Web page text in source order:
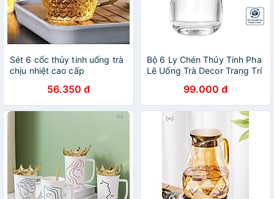
Sét 6 cốc thủy tinh uống trà
chịu nhiệt cao cấp
56.350 đ
Bộ 6 Ly Chén Thủy Tinh Pha
Lê Uống Trà Decor Trang Trí
CHÍNH HÃNG MINIIN
99.000 đ